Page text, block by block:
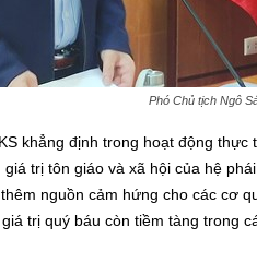
Phó Chủ tịch Ngô
khẳng định trong hoạt động thực
trị tôn giáo và xã hội của hệ
nguồn cảm hứng cho các cơ
trị quý báu còn tiềm tàng trong